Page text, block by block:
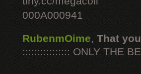
000A000941
RubenmOime, That
:::::::::::::::: ONLY THE